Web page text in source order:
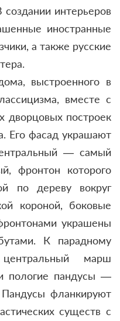
интерьеров
иностранные
а также русские
выстроенного в
вместе с
дворцовых построек
Его фасад украшают
— самый
фронтон которого
по дереву вокруг
короной, боковые
украшены
К парадному
марш
пологие пандусы —
фланкируют
существ с